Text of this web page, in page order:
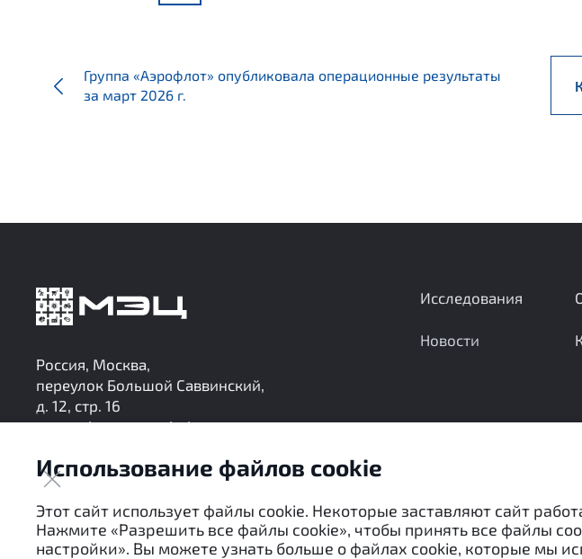
Группа «Аэрофлот» опубликовала операционные результаты
за март 2026 г.
Россия, Москва,
переулок Большой Саввинский,
д. 12, стр. 16
research@mec-analytics.ru
Исследования
Новости
Использование файлов cookie
Этот сайт использует файлы cookie. Некоторые заставляют сайт
Нажмите «Разрешить все файлы cookie», чтобы принять все файлы
настройки». Вы можете узнать больше о файлах cookie, которые мы